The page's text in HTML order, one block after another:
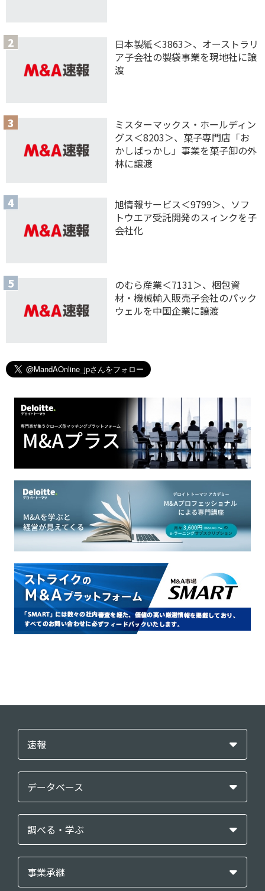
日本製紙＜3863＞、オーストラリ
ア子会社の製袋事業を現地社に譲
渡
ミスターマックス・ホールディン
グス＜8203＞、菓子専門店「お
かしばっかし」事業を菓子卸の外
林に譲渡
旭情報サービス＜9799＞、ソフ
トウエア受託開発のスィンクを子
会社化
のむら産業＜7131＞、梱包資
材・機械輸入販売子会社のパック
ウェルを中国企業に譲渡
速報
データベース
調べる・学ぶ
事業承継